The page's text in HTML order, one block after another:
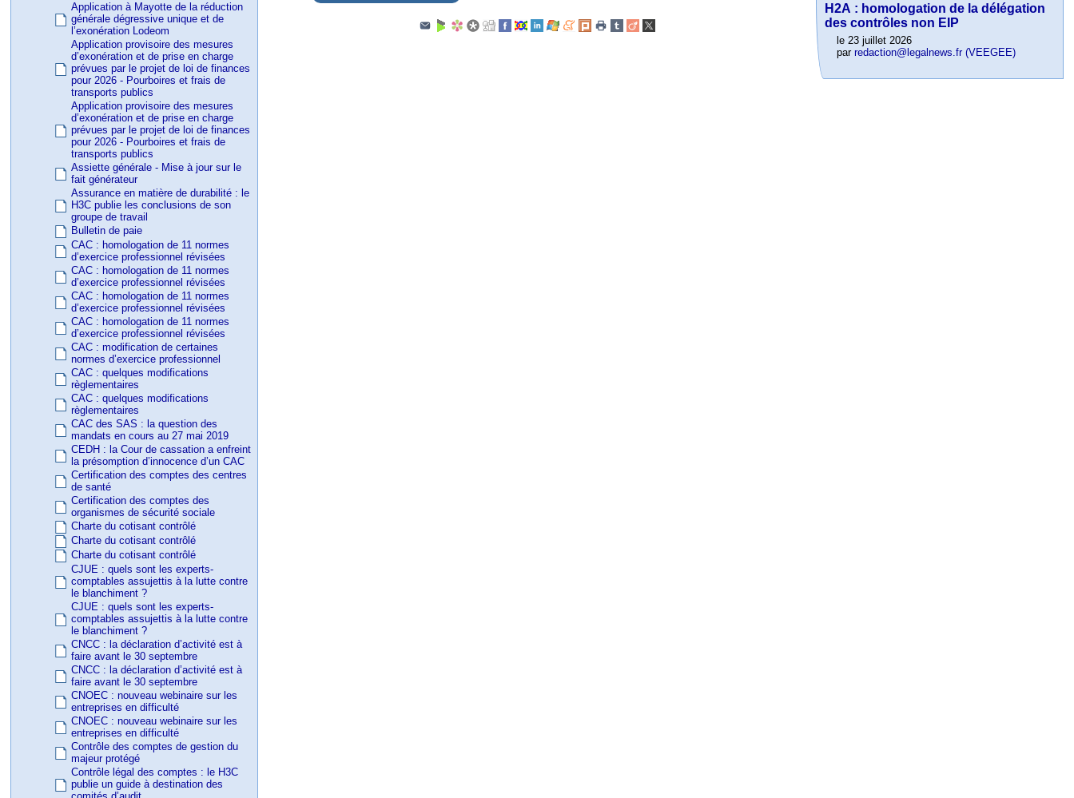
Application à Mayotte de la réduction
générale dégressive unique et de
l’exonération Lodeom
Application provisoire des mesures
d’exonération et de prise en charge
prévues par le projet de loi de finances
pour 2026 - Pourboires et frais de
transports publics
Application provisoire des mesures
d’exonération et de prise en charge
prévues par le projet de loi de finances
pour 2026 - Pourboires et frais de
transports publics
Assiette générale - Mise à jour sur le
fait générateur
Assurance en matière de durabilité : le
H3C publie les conclusions de son
groupe de travail
Bulletin de paie
CAC : homologation de 11 normes
d’exercice professionnel révisées
CAC : homologation de 11 normes
d’exercice professionnel révisées
CAC : homologation de 11 normes
d’exercice professionnel révisées
CAC : homologation de 11 normes
d’exercice professionnel révisées
CAC : modification de certaines
normes d’exercice professionnel
CAC : quelques modifications
règlementaires
CAC : quelques modifications
règlementaires
CAC des SAS : la question des
mandats en cours au 27 mai 2019
CEDH : la Cour de cassation a enfreint
la présomption d’innocence d’un CAC
Certification des comptes des centres
de santé
Certification des comptes des
organismes de sécurité sociale
Charte du cotisant contrôlé
Charte du cotisant contrôlé
Charte du cotisant contrôlé
CJUE : quels sont les experts-
comptables assujettis à la lutte contre
le blanchiment ?
CJUE : quels sont les experts-
comptables assujettis à la lutte contre
le blanchiment ?
CNCC : la déclaration d’activité est à
faire avant le 30 septembre
CNCC : la déclaration d’activité est à
faire avant le 30 septembre
CNOEC : nouveau webinaire sur les
entreprises en difficulté
CNOEC : nouveau webinaire sur les
entreprises en difficulté
Contrôle des comptes de gestion du
majeur protégé
Contrôle légal des comptes : le H3C
publie un guide à destination des
H2A : homologation de la délégation
des contrôles non EIP
le 23 juillet 2026
parredaction@legalnews.fr (VEEGEE)